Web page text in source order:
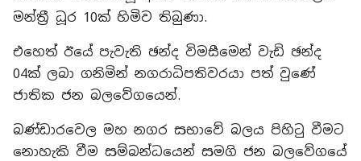
මන්ත්‍රී ධූර 10ක් හිමිව තිබුණා.
එහෙත් ඊයේ පැවැති ඡන්ද විමසීමෙන් වැඩි ඡන්ද
04ක් ලබා ගනිමින් නගරාධිපතිවරයා පත් වුණේ
ජාතික ජන බලවේගයෙන්.
බණ්ඩාරවෙල මහ නගර සභාවේ බලය පිහිටු වීමට
නොහැකි වීම සම්බන්ධයෙන් සමගි ජන බලවේගයේ